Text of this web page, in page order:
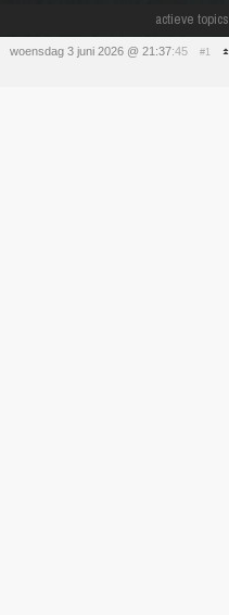
actieve topics
woensdag 3 juni 2026 @ 21:37:45 #1